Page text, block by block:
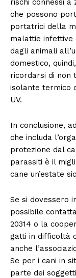
rischi connessi
che possono
portatrici della
malattie
dagli animali
domestico,
ricordarsi di non
isolante termico
UV.
In conclusione,
che includa
protezione dal
parassiti è il
cane un’estate
Se si dovessero
possibile
20314 o la
gatti in difficoltà
anche
Se per i cani in
parte dei